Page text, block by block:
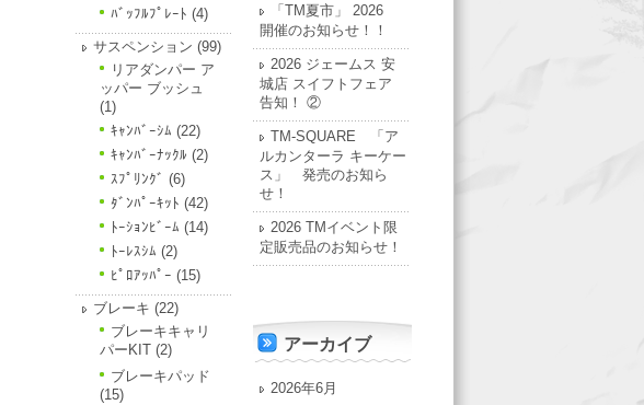
ﾊﾞｯﾌﾙﾌﾟﾚｰﾄ (4)
サスペンション (99)
リアダンパー ア
ッパー ブッシュ
(1)
ｷｬﾝﾊﾞｰｼﾑ (22)
ｷｬﾝﾊﾞｰﾅｯｸﾙ (2)
ｽﾌﾟﾘﾝｸﾞ (6)
ﾀﾞﾝﾊﾟｰｷｯﾄ (42)
ﾄｰｼｮﾝﾋﾞｰﾑ (14)
ﾄｰﾚｽｼﾑ (2)
ﾋﾟﾛｱｯﾊﾟｰ (15)
ブレーキ (22)
ブレーキキャリ
パーKIT (2)
ブレーキパッド
(15)
「TM夏市」 2026
開催のお知らせ！！
2026 ジェームス 安
城店 スイフトフェア
告知！ ②
TM-SQUARE 「ア
ルカンターラ キーケー
ス」 発売のお知ら
せ！
2026 TMイベント限
定販売品のお知らせ！
アーカイブ
2026年6月